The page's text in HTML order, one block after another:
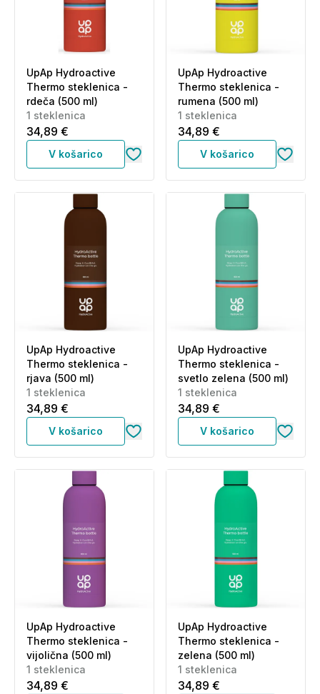
UpAp Hydroactive
Thermo steklenica -
rdeča (500 ml)
1 steklenica
34,89 €
V košarico
UpAp Hydroactive
Thermo steklenica -
rumena (500 ml)
1 steklenica
34,89 €
V košarico
UpAp Hydroactive
Thermo steklenica -
rjava (500 ml)
1 steklenica
34,89 €
V košarico
UpAp Hydroactive
Thermo steklenica -
svetlo zelena (500 ml)
1 steklenica
34,89 €
V košarico
UpAp Hydroactive
Thermo steklenica -
vijolična (500 ml)
1 steklenica
34,89 €
UpAp Hydroactive
Thermo steklenica -
zelena (500 ml)
1 steklenica
34,89 €